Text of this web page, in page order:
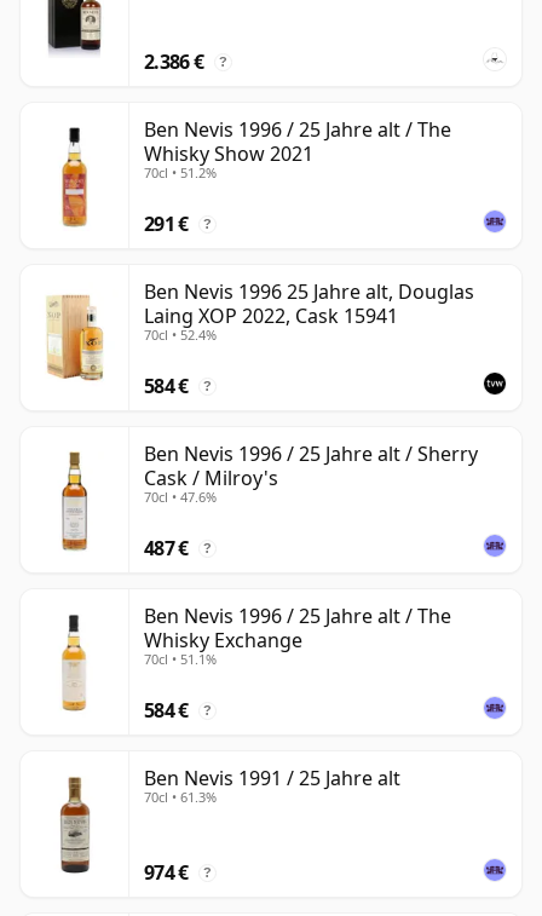
2.386 € ?
Ben Nevis 1996 / 25 Jahre alt / The
Whisky Show 2021
70cl • 51.2%
291 € ?
Ben Nevis 1996 25 Jahre alt, Douglas
Laing XOP 2022, Cask 15941
70cl • 52.4%
584 € ?
Ben Nevis 1996 / 25 Jahre alt / Sherry
Cask / Milroy's
70cl • 47.6%
487 € ?
Ben Nevis 1996 / 25 Jahre alt / The
Whisky Exchange
70cl • 51.1%
584 € ?
Ben Nevis 1991 / 25 Jahre alt
70cl • 61.3%
974 € ?